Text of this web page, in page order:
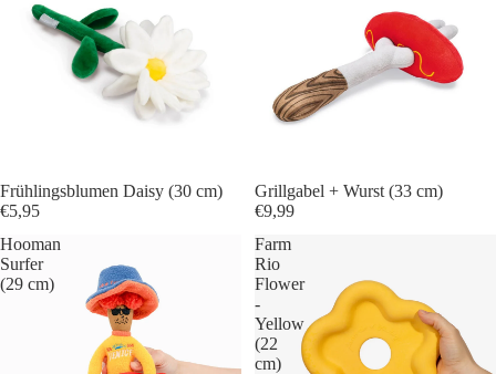
Frühlingsblumen Daisy (30 cm)
€5,95
Grillgabel + Wurst (33 cm)
€9,99
Hooman
Surfer
(29 cm)
Farm
Rio
Flower
-
Yellow
(22
cm)